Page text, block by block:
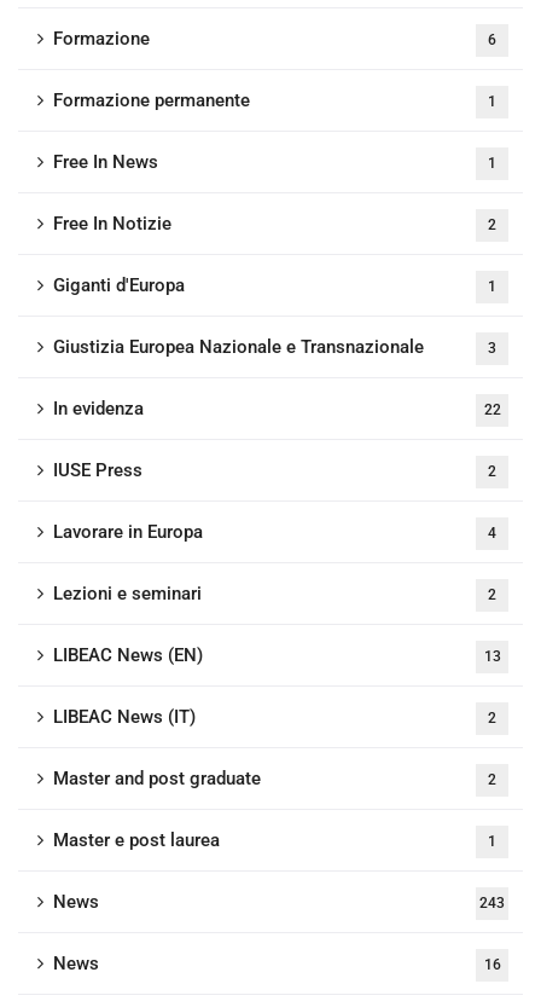
Formazione 6
Formazione permanente 1
Free In News 1
Free In Notizie 2
Giganti d'Europa 1
Giustizia Europea Nazionale e Transnazionale 3
In evidenza 22
IUSE Press 2
Lavorare in Europa 4
Lezioni e seminari 2
LIBEAC News (EN) 13
LIBEAC News (IT) 2
Master and post graduate 2
Master e post laurea 1
News 243
News 16